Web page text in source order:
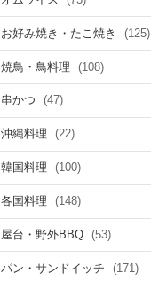
お好み焼き・たこ焼き (125)
焼鳥・鳥料理 (108)
串かつ (47)
沖縄料理 (22)
韓国料理 (100)
各国料理 (148)
屋台・野外BBQ (53)
パン・サンドイッチ (171)